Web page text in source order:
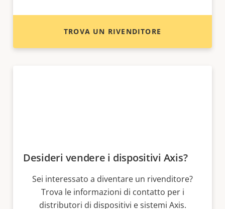
TROVA UN RIVENDITORE
Desideri vendere i dispositivi Axis?
Sei interessato a diventare un rivenditore?
Trova le informazioni di contatto per i
distributori di dispositivi e sistemi Axis.